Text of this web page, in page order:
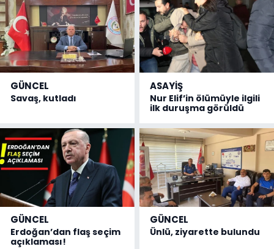
GÜNCEL
Savaş, kutladı
ASAYİŞ
Nur Elif’in ölümüyle ilgili
ilk duruşma görüldü
GÜNCEL
Erdoğan’dan flaş seçim
açıklaması!
GÜNCEL
Ünlü, ziyarette bulundu